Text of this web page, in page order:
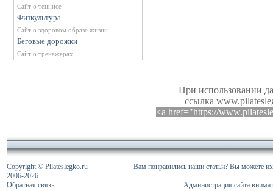
Сайт о теннисе
Физкультура
Сайт о здоровом образе жизни
Беговые дорожки
Сайт о тренажёрах
При использовании
ссылка
<a href="https://
Copyright © Pilateslegko.ru
2006-2026
Обратная связь
Вам понравились наши статьи? Вы можете их
Администрация сайта